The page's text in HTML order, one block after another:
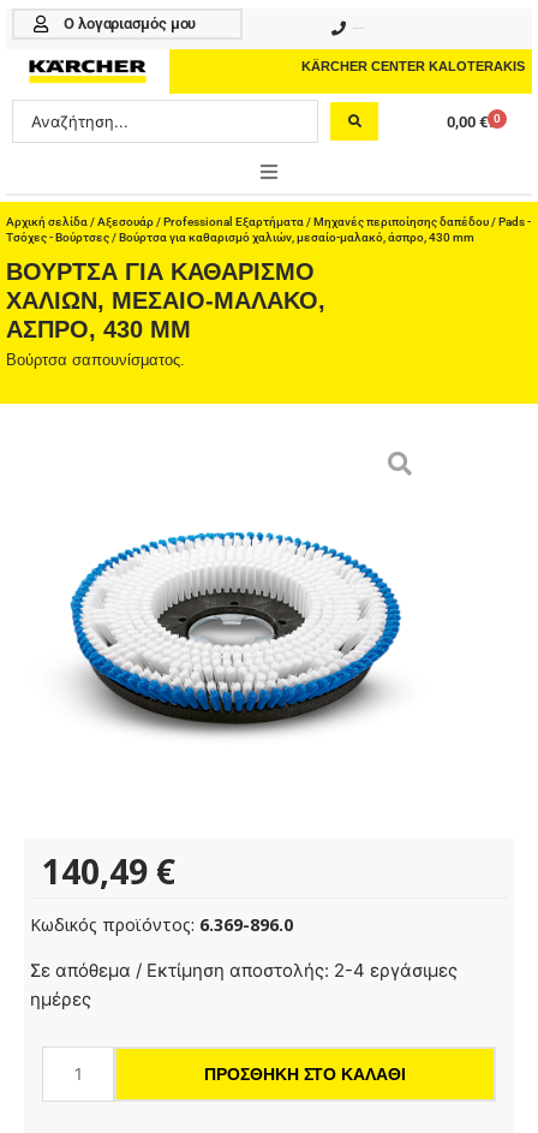
Μετάβαση
περιεχόμενο
Ο λογαριασμός μου
KÄRCHER CENTER KALOTERAKIS
Search
...
0,00 € 0
Cart
ONLINE SHOP
HOME & GARDEN
PROFESSIONAL
Αρχική σελίδα /Αξεσουάρ/Professional Εξαρτήματα /Μηχανές περιποίησης δαπέδου/Pads -
Τσόχες - Βούρτσες/ Βούρτσα για καθαρισμό χαλιών, μεσαίο-μαλακό, άσπρο, 430 mm
ΒΟΎΡΤΣΑ ΓΙΑ ΚΑΘΑΡΙΣΜΌ
ΧΑΛΙΏΝ, ΜΕΣΑΊΟ-ΜΑΛΑΚΌ,
ΆΣΠΡΟ, 430 MM
Βούρτσα σαπουνίσματος.
140,49 €
Κωδικός προϊόντος: 6.369-896.0
Σε απόθεμα / Εκτίμηση αποστολής: 2-4 εργάσιμες
ημέρες
Βούρτσα
για
μεσαίο-
ΠΡΟΣΘΉΚΗ ΣΤΟ ΚΑΛΆΘΙ